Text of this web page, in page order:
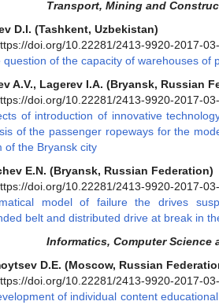
Transport, Mining and
D.I. (Tashkent, Uzbekistan)
doi.org/10.22281/2413-9920-2017-
question of the capacity of warehouses of
A.V., Lagerev I.A. (Bryansk, Russian
doi.org/10.22281/2413-9920-2017-
of introduction of innovative
of the passenger ropeways for the
of the Bryansk city
E.N. (Bryansk, Russian Federation)
doi.org/10.22281/2413-9920-2017-
model of failure the drives
belt and distributed drive at break in
Informatics, Computer Science
D.E. (Moscow, Russian
doi.org/10.22281/2413-9920-2017-
of individual content